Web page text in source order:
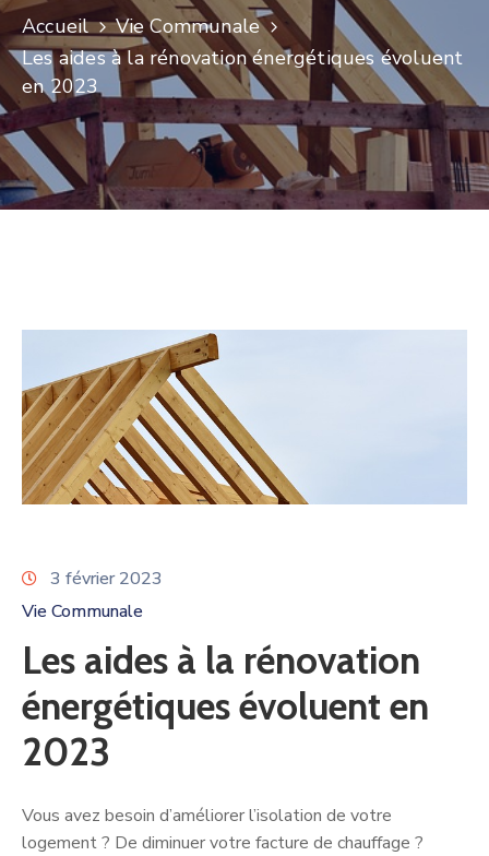
Accueil
Vie Communale
Les aides à la rénovation énergétiques évoluent
en 2023
3 février 2023
Vie Communale
Les aides à la rénovation
énergétiques évoluent en
2023
Vous avez besoin d’améliorer l’isolation de votre
logement ? De diminuer votre facture de chauffage ?